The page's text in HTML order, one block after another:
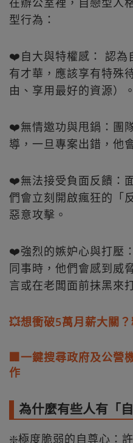
型行為：
❤️自大與特權感： 認為
有才華，應該享有特殊
由、享用最好的資源）。
❤️無情邀功與甩鍋：團
導，一旦專案出錯，他
❤️無法接受負面反饋：
們會立刻開啟瘋狂的「
惡意攻擊。
❤️強烈的嫉妒心與打壓
同事時，他們會感到威
言或在老闆面前抹黑來
💥想衝破5萬月薪大關
🏢一鍵搜尋政府及公營
作
為什麼有些人有「
❇️極度脆弱的自尊心：